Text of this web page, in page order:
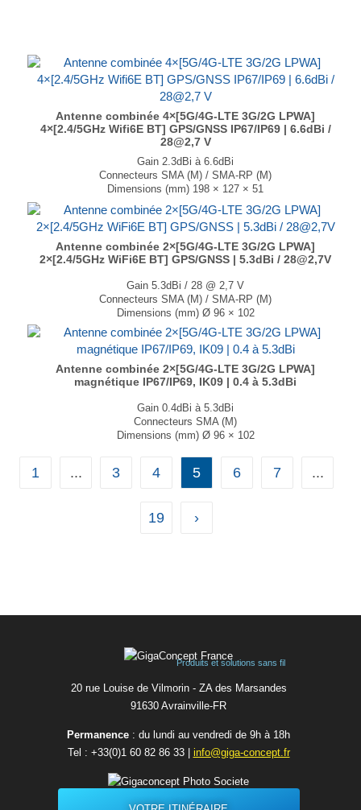
Antenne combinée 4×[5G/4G-LTE 3G/2G LPWA]
4×[2.4/5GHz Wifi6E BT] GPS/GNSS IP67/IP69 | 6.6dBi /
28@2,7 V
Gain 2.3dBi à 6.6dBi
Connecteurs SMA (M) / SMA-RP (M)
Dimensions (mm) 198 × 127 × 51
...
Antenne combinée 2×[5G/4G-LTE 3G/2G LPWA]
2×[2.4/5GHz WiFi6E BT] GPS/GNSS | 5.3dBi / 28@2,7V
Gain 5.3dBi / 28 @ 2,7 V
Connecteurs SMA (M) / SMA-RP (M)
Dimensions (mm) Ø 96 × 102
T° de fonctionnement -40°C à +85°C
...
Antenne combinée 2×[5G/4G-LTE 3G/2G LPWA]
magnétique IP67/IP69, IK09 | 0.4 à 5.3dBi
Gain 0.4dBi à 5.3dBi
Connecteurs SMA (M)
Dimensions (mm) Ø 96 × 102
1 ... 3 4 5 6 7 ...
19 ›
Produits et solutions sans fil
20 rue Louise de Vilmorin - ZA des Marsandes
91630 Avrainvilleㅤ-ㅤFR
Permanence : du lundi au vendredi de 9h à 18h
Tel : +33(0)1 60 82 86 33| info@giga-concept.fr